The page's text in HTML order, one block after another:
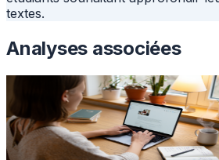
textes.
Analyses associées